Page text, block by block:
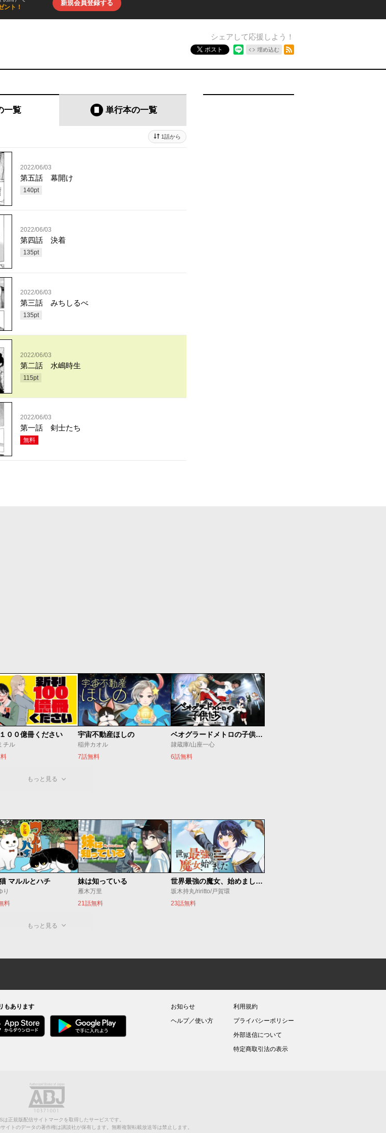
ント！
新規会員登録する
シェアして応援しよう！
ポスト 埋め込む
一覧 単行本の一覧
1話から
2022/06/03
第五話 幕開け
140pt
2022/06/03
第四話 決着
135pt
2022/06/03
第三話 みちしるべ
135pt
2022/06/03
第二話 水嶋時生
115pt
2022/06/03
第一話 剣士たち
無料
００億冊ください
チル
宇宙不動産ほしの
稲井カオル
7話無料
ベオグラードメトロの子供たち
隷蔵庫/山座一心
6話無料
もっと見る
マルルとハチ
り
料
妹は知っている
雁木万里
21話無料
世界最強の魔女、始めました ～私だけ『攻略サイト』を見れる世界で自由に生きます～
坂木持丸/riritto/戸賀環
23話無料
もっと見る
もあります
お知らせ
ヘルプ／使い方
利用規約
プライバシーポリシー
外部送信について
特定商取引法の表示
は正規版配信サイトマークを取得したサービスです。
イトのデータの著作権は講談社が保有します。無断複製転載放送等は禁止します。